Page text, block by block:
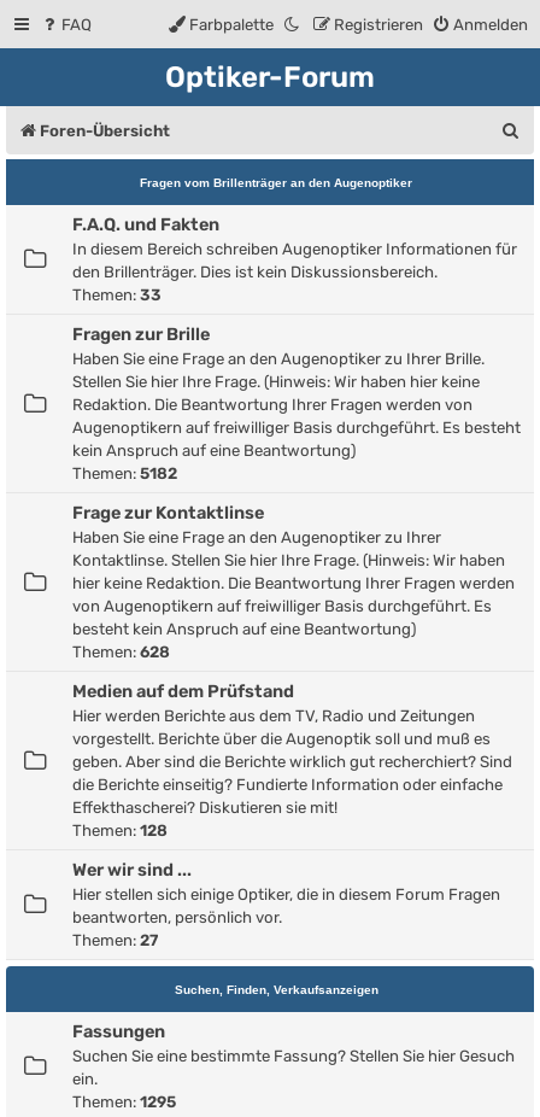
FAQ Anmelden
Registrieren
Farbpalette
Optiker-Forum
Foren-Übersicht
u
Fragen vom Brillenträger an den Augenoptiker
F.A.Q. und Fakten
In diesem Bereich schreiben Augenoptiker Informationen für
den Brillenträger. Dies ist kein Diskussionsbereich.
Themen: 33
Fragen zur Brille
Haben Sie eine Frage an den Augenoptiker zu Ihrer Brille.
Stellen Sie hier Ihre Frage. (Hinweis: Wir haben hier keine
Redaktion. Die Beantwortung Ihrer Fragen werden von
Augenoptikern auf freiwilliger Basis durchgeführt. Es besteht
kein Anspruch auf eine Beantwortung)
Themen: 5182
Frage zur Kontaktlinse
Haben Sie eine Frage an den Augenoptiker zu Ihrer
Kontaktlinse. Stellen Sie hier Ihre Frage. (Hinweis: Wir haben
hier keine Redaktion. Die Beantwortung Ihrer Fragen werden
von Augenoptikern auf freiwilliger Basis durchgeführt. Es
besteht kein Anspruch auf eine Beantwortung)
Themen: 628
Medien auf dem Prüfstand
Hier werden Berichte aus dem TV, Radio und Zeitungen
vorgestellt. Berichte über die Augenoptik soll und muß es
geben. Aber sind die Berichte wirklich gut recherchiert? Sind
die Berichte einseitig? Fundierte Information oder einfache
Effekthascherei? Diskutieren sie mit!
Themen: 128
Wer wir sind ...
Hier stellen sich einige Optiker, die in diesem Forum Fragen
beantworten, persönlich vor.
Themen: 27
Suchen, Finden, Verkaufsanzeigen
Fassungen
Suchen Sie eine bestimmte Fassung? Stellen Sie hier Gesuch
ein.
Themen: 1295